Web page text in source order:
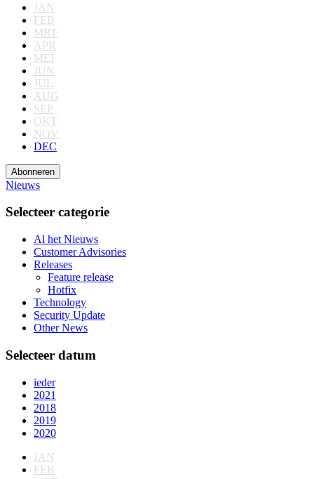
JAN
FEB
MRT
APR
MEI
JUN
JUL
AUG
SEP
OKT
NOV
DEC
Abonneren
Nieuws
Selecteer categorie
Al het Nieuws
Customer Advisories
Releases
Feature release
Hotfix
Technology
Security Update
Other News
Selecteer datum
ieder
2021
2018
2019
2020
JAN
FEB